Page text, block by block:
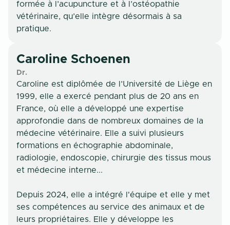
formée à l’acupuncture et à l’ostéopathie
vétérinaire, qu’elle intègre désormais à sa
pratique.
Caroline Schoenen
Dr.
Caroline est diplômée de l’Université de Liège en
1999, elle a exercé pendant plus de 20 ans en
France, où elle a développé une expertise
approfondie dans de nombreux domaines de la
médecine vétérinaire. Elle a suivi plusieurs
formations en échographie abdominale,
radiologie, endoscopie, chirurgie des tissus mous
et médecine interne...
Depuis 2024, elle a intégré l'équipe et elle y met
ses compétences au service des animaux et de
leurs propriétaires. Elle y développe les